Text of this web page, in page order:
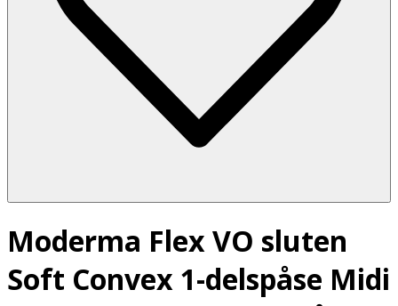
Moderma Flex VO sluten
Soft Convex 1-delspåse Midi